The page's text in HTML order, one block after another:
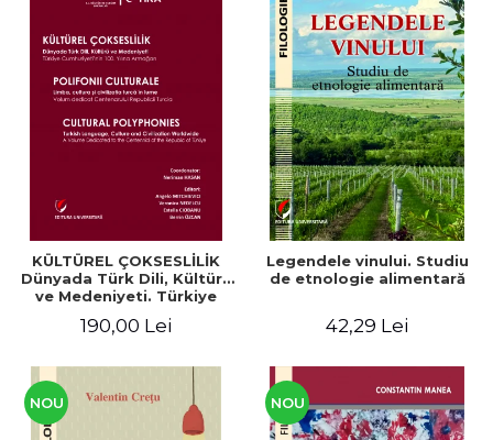
KÜLTÜREL ÇOKSESLİLİK
Dünyada Türk Dili, Kültürü
ve Medeniyeti. Türkiye
Armağan/ POLIFONII
și civilizația turcă în lume.
Centenarului
190,00 Lei
Legendele vinului. Studiu
de etnologie alimentară
42,29 Lei
NOU NOU